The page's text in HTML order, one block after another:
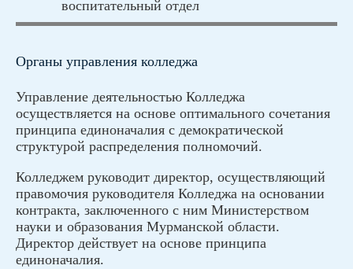
воспитательный отдел
Органы управления колледжа
Управление деятельностью Колледжа
осуществляется на основе оптимального сочетания
принципа единоначалия с демократической
структурой распределения полномочий.
Колледжем руководит директор, осуществляющий
правомочия руководителя Колледжа на основании
контракта, заключенного с ним Министерством
науки и образования Мурманской области.
Директор действует на основе принципа
единоначалия.